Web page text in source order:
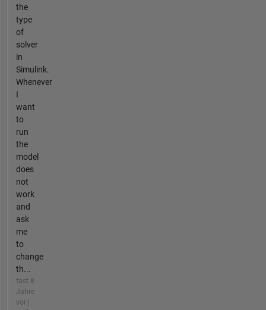
the
type
of
solver
in
Simulink.
Whenever
I
want
to
run
the
model
does
not
work
and
ask
me
to
change
th...
fast 8
Jahre
vor |